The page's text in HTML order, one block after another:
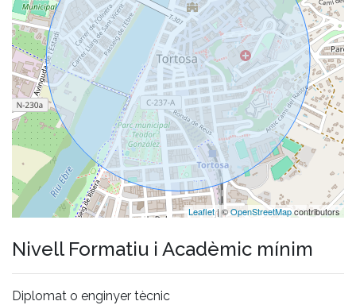
Leaflet| ©OpenStreetMapcontributors
Nivell Formatiu i Acadèmic mínim
Diplomat o enginyer tècnic